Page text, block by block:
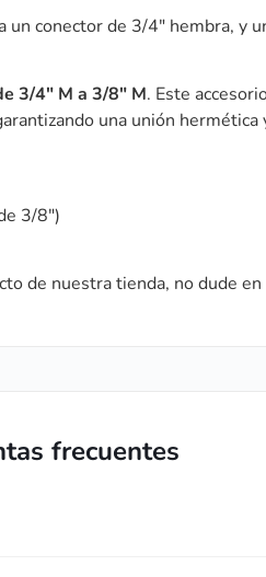
conector de 3/4″ hembra, y
3/4″ M a 3/8″ M. Este
una unión
3/8″)
de nuestra tienda, no dude en
frecuentes